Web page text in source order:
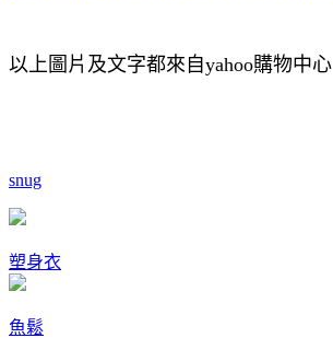
以上圖片及文字都來自yahoo購物中心
snug
塑身衣
魚鬆